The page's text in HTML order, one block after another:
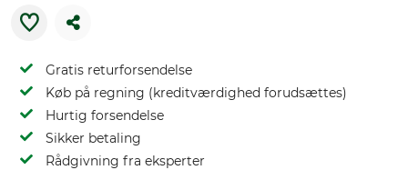
Gratis returforsendelse
Køb på regning (kreditværdighed forudsættes)
Hurtig forsendelse
Sikker betaling
Rådgivning fra eksperter